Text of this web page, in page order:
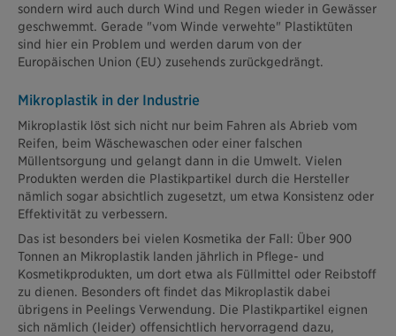
sondern wird auch durch Wind und Regen wieder in Gewässer
geschwemmt. Gerade "vom Winde verwehte" Plastiktüten
sind hier ein Problem und werden darum von der
Europäischen Union (EU) zusehends zurückgedrängt.
Mikroplastik in der Industrie
Mikroplastik löst sich nicht nur beim Fahren als Abrieb vom
Reifen, beim Wäschewaschen oder einer falschen
Müllentsorgung und gelangt dann in die Umwelt. Vielen
Produkten werden die Plastikpartikel durch die Hersteller
nämlich sogar absichtlich zugesetzt, um etwa Konsistenz oder
Effektivität zu verbessern.
Das ist besonders bei vielen Kosmetika der Fall: Über 900
Tonnen an Mikroplastik landen jährlich in Pflege- und
Kosmetikprodukten, um dort etwa als Füllmittel oder Reibstoff
zu dienen. Besonders oft findet das Mikroplastik dabei
übrigens in Peelings Verwendung. Die Plastikpartikel eignen
sich nämlich (leider) offensichtlich hervorragend dazu,